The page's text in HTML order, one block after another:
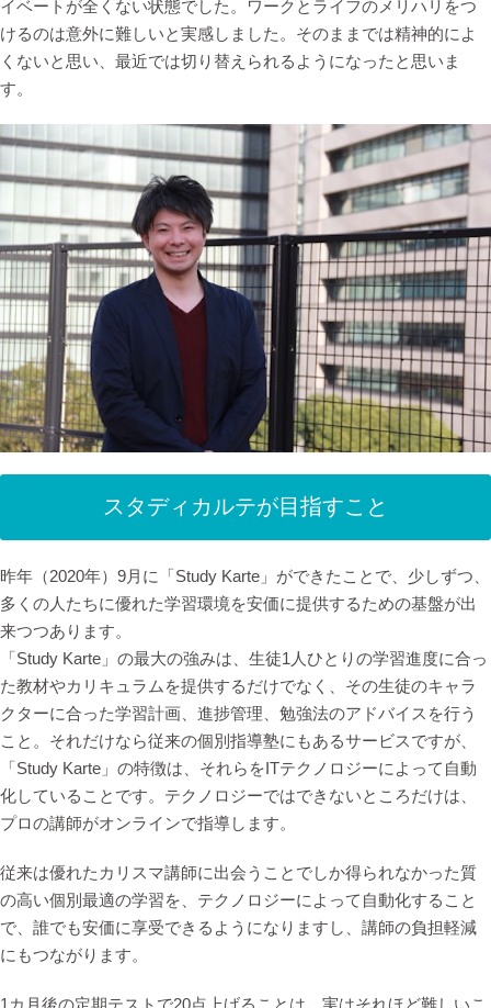
イベートが全くない状態でした。ワークとライフのメリハリをつ
けるのは意外に難しいと実感しました。そのままでは精神的によ
くないと思い、最近では切り替えられるようになったと思いま
す。
スタディカルテが目指すこと
昨年（2020年）9月に「Study Karte」ができたことで、少しずつ、
多くの人たちに優れた学習環境を安価に提供するための基盤が出
来つつあります。
「Study Karte」の最大の強みは、生徒1人ひとりの学習進度に合っ
た教材やカリキュラムを提供するだけでなく、その生徒のキャラ
クターに合った学習計画、進捗管理、勉強法のアドバイスを行う
こと。それだけなら従来の個別指導塾にもあるサービスですが、
「Study Karte」の特徴は、それらをITテクノロジーによって自動
化していることです。テクノロジーではできないところだけは、
プロの講師がオンラインで指導します。
従来は優れたカリスマ講師に出会うことでしか得られなかった質
の高い個別最適の学習を、テクノロジーによって自動化すること
で、誰でも安価に享受できるようになりますし、講師の負担軽減
にもつながります。